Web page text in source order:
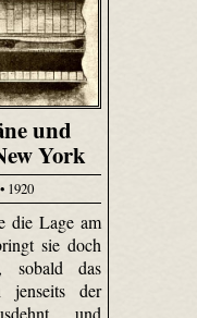
und
York
• 1920
die Lage am
sie doch
sobald das
jenseits der
und